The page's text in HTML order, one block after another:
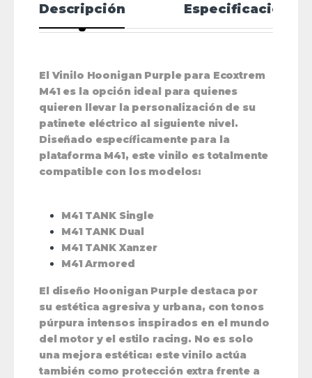
Descripción Especificaciones
El Vinilo Hoonigan Purple para Ecoxtrem
M41 es la opción ideal para quienes
quieren llevar la personalización de su
patinete eléctrico al siguiente nivel.
Diseñado específicamente para la
plataforma M41, este vinilo es totalmente
compatiblecon los modelos:
M41 TANK Single
M41 TANK Dual
M41 TANK Xanzer
M41 Armored
El diseño Hoonigan Purpledestaca por
su estética agresiva y urbana, con tonos
púrpura intensos inspirados en el mundo
del motor y el estilo racing. No es solo
una mejora estética: este vinilo actúa
también como protección extra frente a